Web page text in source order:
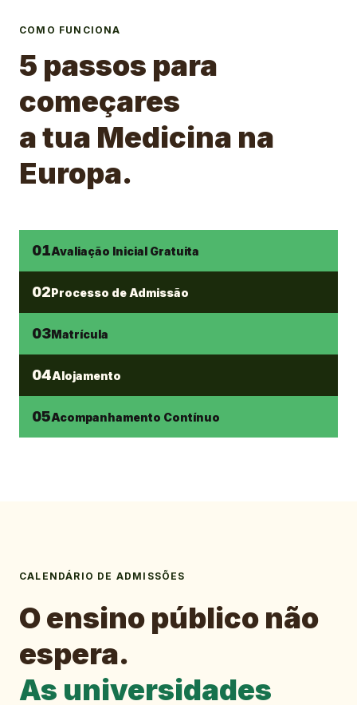
COMO FUNCIONA
5 passos para
começares
a tua Medicina na
Europa.
01Avaliação Inicial Gratuita
02Processo de Admissão
03Matrícula
04Alojamento
05Acompanhamento Contínuo
CALENDÁRIO DE ADMISSÕES
O ensino público não
espera.
As universidades